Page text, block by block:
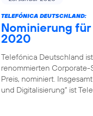
TELEFÓNICA DEUTSCHLAND:
Nominierung
2020
Telefónica Deutschland
renommierten
Preis, nominiert.
und Digitalisierung“ ist